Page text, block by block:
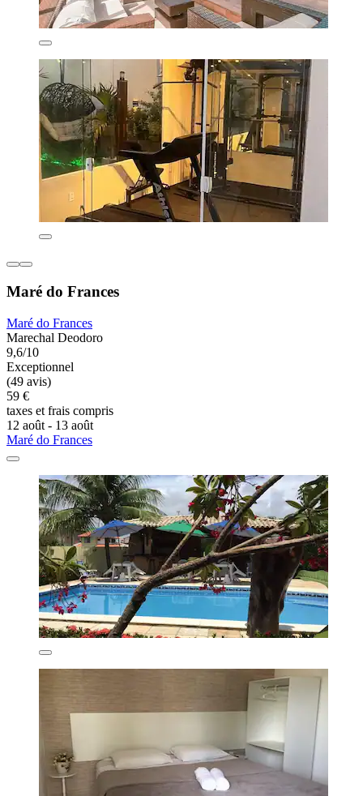
Maré do Frances
Maré do Frances
Marechal Deodoro
9,6/10
Exceptionnel
(49 avis)
59 €
taxes et frais compris
12 août - 13 août
Maré do Frances